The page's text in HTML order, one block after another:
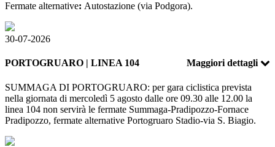
Fermate alternative: Autostazione (via Podgora).
30-07-2026
PORTOGRUARO | LINEA 104 Maggiori dettagli
SUMMAGA DI PORTOGRUARO: per gara ciclistica prevista
nella giornata di mercoledì 5 agosto dalle ore 09.30 alle 12.00 la
linea 104 non servirà le fermate Summaga-Pradipozzo-Fornace
Pradipozzo, fermate alternative Portogruaro Stadio-via S. Biagio.